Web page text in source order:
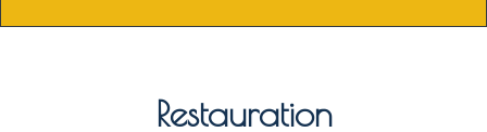
Restauration